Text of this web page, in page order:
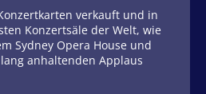
verkauft und in
Konzertsäle der Welt, wie
Sydney Opera House und
anhaltenden Applaus